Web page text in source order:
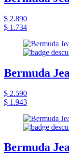
$ 2.890
$ 1.734
Bermuda
$ 2.590
$ 1.943
Bermuda